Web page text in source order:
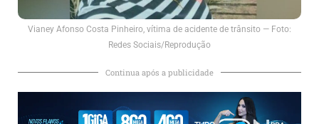
Vianey Afonso Costa Pinheiro, vítima de acidente de trânsito — Foto:
Redes Sociais/Reprodução
Continua após a publicidade